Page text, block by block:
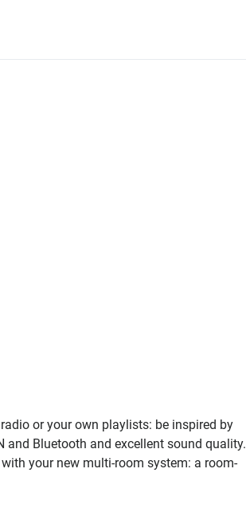
or your own playlists: be inspired by
and Bluetooth and excellent sound quality.
your new multi-room system: a room-